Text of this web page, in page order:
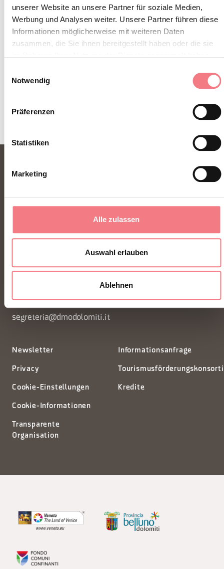
unserer Website an unsere Partner für soziale Medien,
Werbung und Analysen weiter. Unsere Partner führen diese
Informationen möglicherweise mit weiteren Daten
zusammen, die Sie ihnen bereitgestellt haben oder die sie
Notwendig
Präferenzen
Statistiken
Marketing
Alle zulassen
Auswahl erlauben
Ablehnen
Reiserouten, Ideen und Tipps für Ihren Urlaub
zu jeder Jahreszeit.
FONDAZIONE DMO DOLOMITI BELLUNESI
Piazza Santo Stefano 15/17
segreteria@dmodolomiti.it
Newsletter
Privacy
Cookie-Einstellungen
Cookie-Informationen
Transparente
Organisation
Informationsanfrage
Kredite